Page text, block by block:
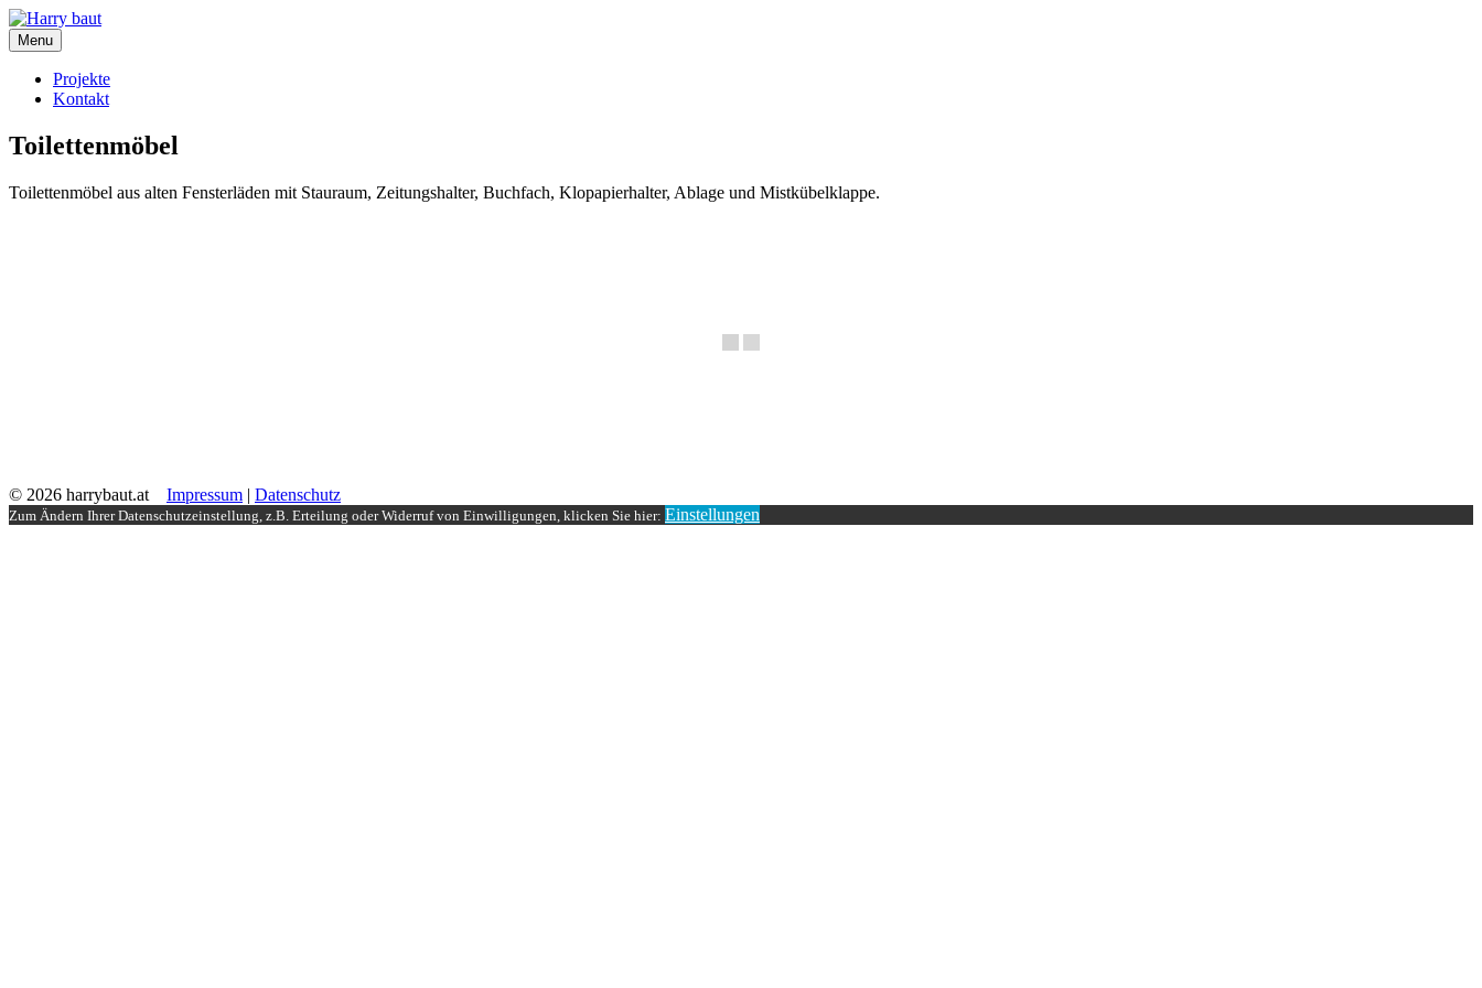
Skip
to
content
Menu
Projekte
Kontakt
Toilettenmöbel
Toilettenmöbel aus alten Fensterläden mit Stauraum, Zeitungshalter, Buchfach, Klopapierhalter, Ablage und Mistkübelklappe.
© 2026 harrybaut.at Impressum | Datenschutz
Zum Ändern Ihrer Datenschutzeinstellung, z.B. Erteilung oder Widerruf von Einwilligungen, klicken Sie hier: Einstellungen